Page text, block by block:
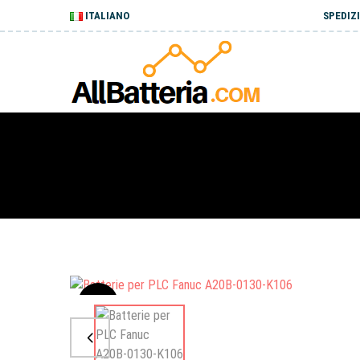
ITALIANO
Sale